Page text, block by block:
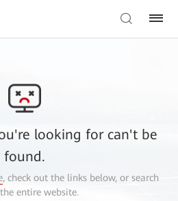
looking for can't be
found.
, check out the links below, or search
entire website.